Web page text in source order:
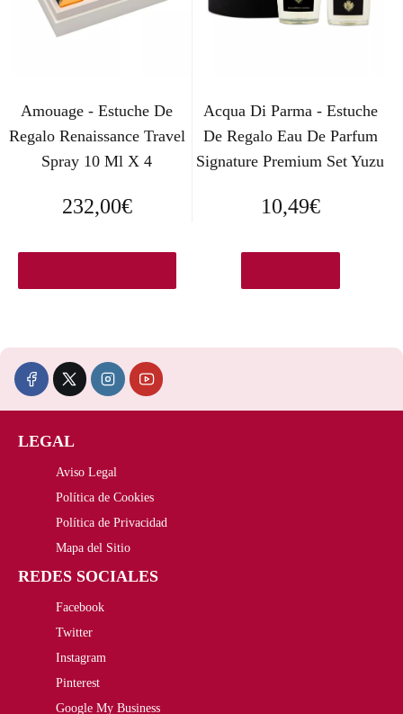
Amouage - Estuche De
Regalo Renaissance Travel
Spray 10 Ml X 4
232,00€
Acqua Di Parma - Estuche
De Regalo Eau De Parfum
Signature Premium Set Yuzu
10,49€
LEGAL
Aviso Legal
Política de Cookies
Política de Privacidad
Mapa del Sitio
REDES SOCIALES
Facebook
Twitter
Instagram
Pinterest
Google My Business